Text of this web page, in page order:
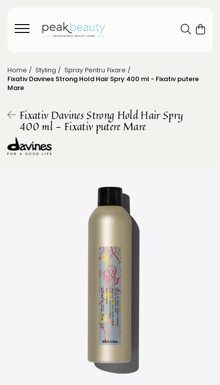
Home / Styling / Spray Pentru Fixare /
Fixativ Davines Strong Hold Hair Spry 400 ml - Fixativ putere
Mare
Fixativ Davines Strong Hold Hair Spry
400 ml - Fixativ putere Mare